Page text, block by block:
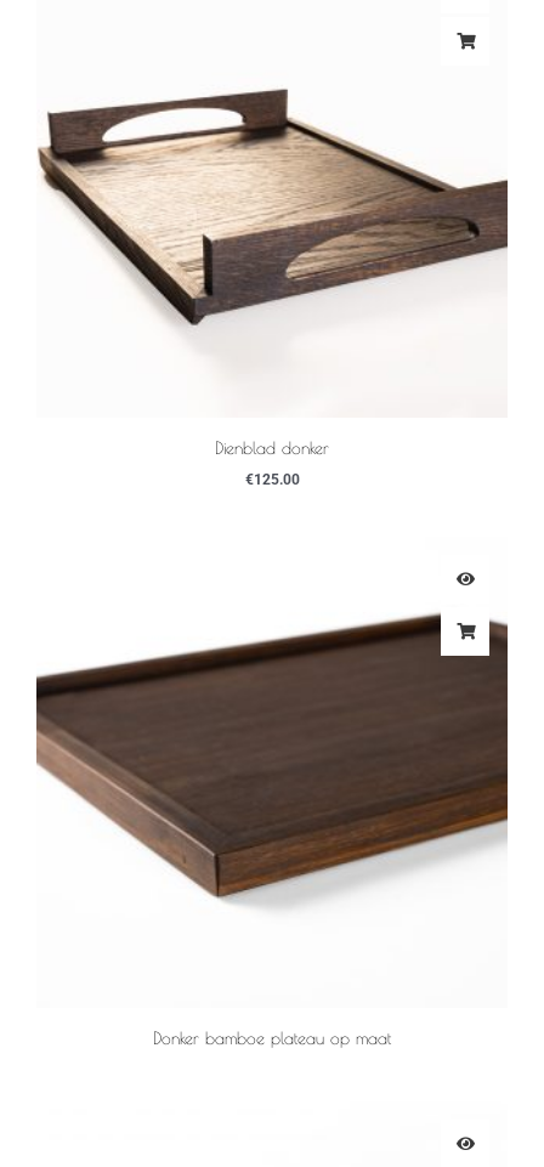
Dienblad donker
€125.00
Donker bamboe plateau op maat